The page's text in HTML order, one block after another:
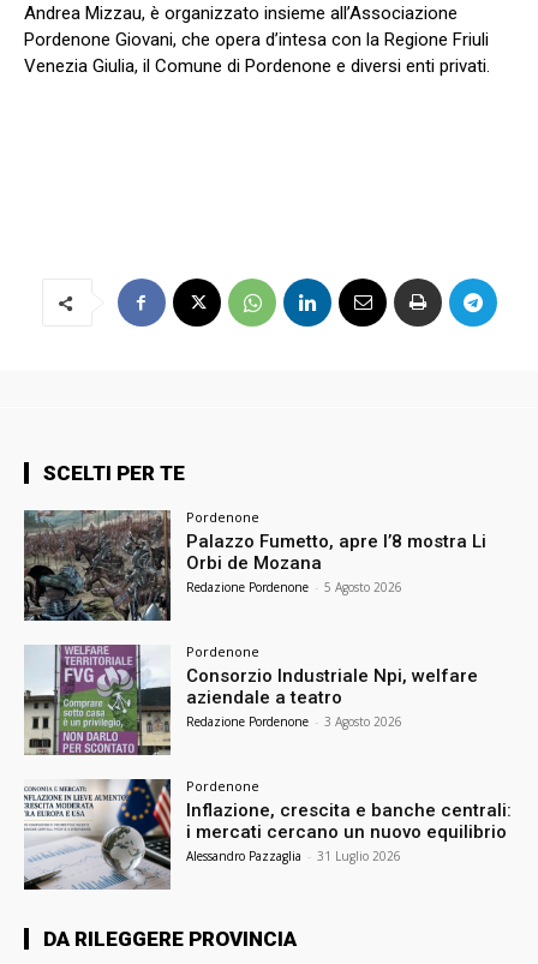
Andrea Mizzau, è organizzato insieme all’Associazione
Pordenone Giovani, che opera d’intesa con la Regione Friuli
Venezia Giulia, il Comune di Pordenone e diversi enti privati.
SCELTI PER TE
Pordenone
Palazzo Fumetto, apre l’8 mostra Li
Orbi de Mozana
Redazione Pordenone - 5 Agosto 2026
Pordenone
Consorzio Industriale Npi, welfare
aziendale a teatro
Redazione Pordenone - 3 Agosto 2026
Pordenone
Inflazione, crescita e banche centrali:
i mercati cercano un nuovo equilibrio
Alessandro Pazzaglia - 31 Luglio 2026
DA RILEGGERE PROVINCIA